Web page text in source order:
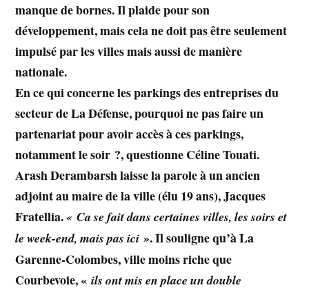
manque de bornes. Il plaide pour son
développement, mais cela ne doit pas être seulement
impulsé par les villes mais aussi de manière
nationale.
En ce qui concerne les parkings des entreprises du
secteur de La Défense, pourquoi ne pas faire un
partenariat pour avoir accès à ces parkings,
notamment le soir ?, questionneCéline Touati.
Arash Derambarshlaisse la parole à un ancien
adjoint au maire de la ville (élu 19 ans), Jacques
Fratellia.« Ca se fait dans certaines villes, les soirs et
le week-end, mais pas ici ». Il souligne qu’à La
Garenne-Colombes, ville moins riche que
Courbevoie, «ils ont mis en place un double